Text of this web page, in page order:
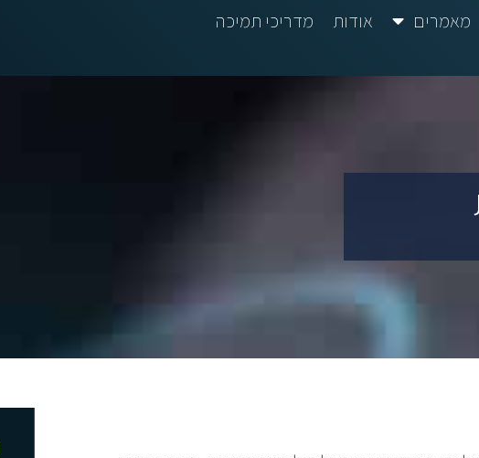
מאמרים אודות
מדריכי תמיכה